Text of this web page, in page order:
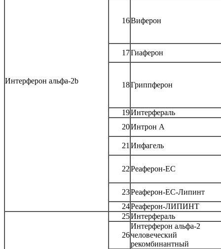
Интерферон альфа-2b
16Виферон
17Гиаферон
18Гриппферон
19Интерфераль
20Интрон А
21 Инфагель
22Реаферон-ЕС
23Реаферон-ЕС-Липинт
24Реаферон-ЛИПИНТ
25Интерфераль
26
Интерферон альфа-2
человеческий
рекомбинантный